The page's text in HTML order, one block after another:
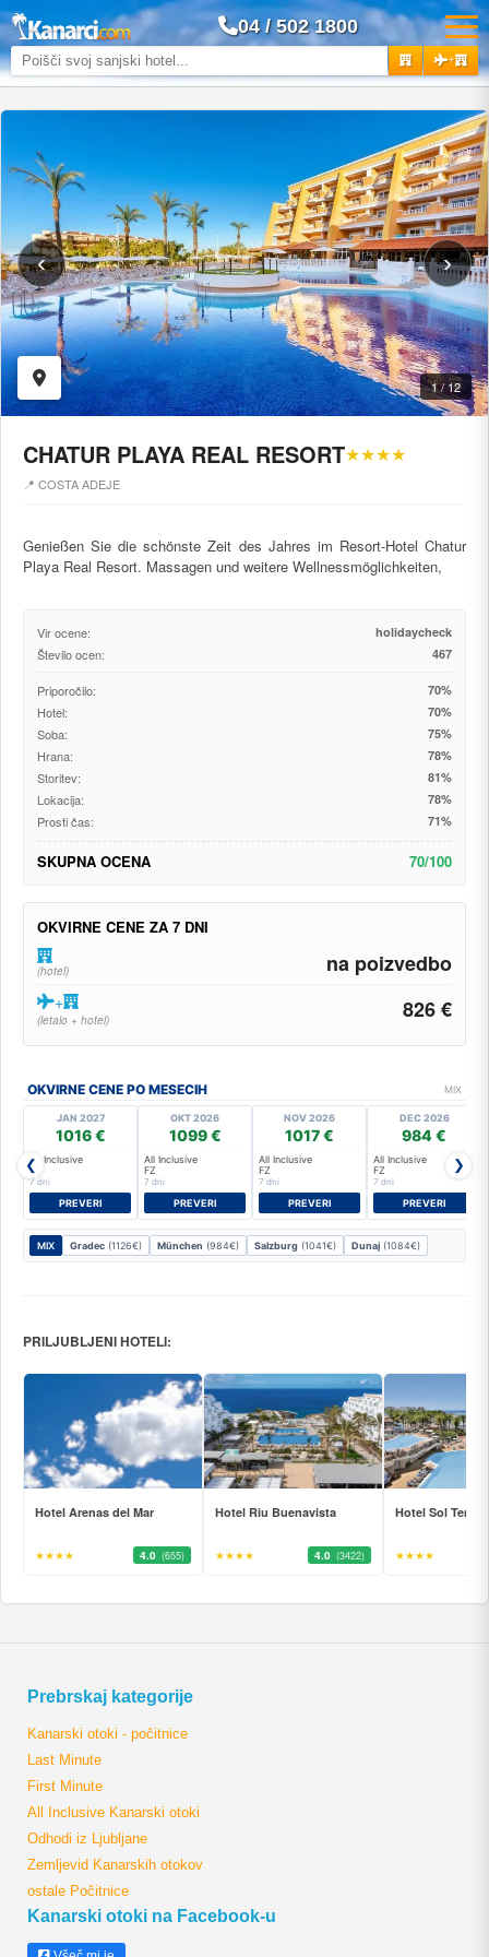
04 / 502 1800
+
‹ ›
1 / 12
CHATUR PLAYA REAL RESORT★★★★
📍 COSTA ADEJE
Genießen Sie die schönste Zeit des Jahres im Resort-Hotel Chatur
Playa Real Resort. Massagen und weitere Wellnessmöglichkeiten,
Vir ocene: holidaycheck
Število ocen: 467
Priporočilo: 70%
Hotel: 70%
Soba: 75%
Hrana: 78%
Storitev: 81%
Lokacija: 78%
Prosti čas: 71%
SKUPNA OCENA 70/100
OKVIRNE CENE ZA 7 DNI
(hotel) na poizvedbo
+
(letalo + hotel) 826 €
OKVIRNE CENE PO MESECIH MIX
❮
JAN 2027
1016 €
All Inclusive
FZ
7 dni
PREVERI
OKT 2026
1099 €
All Inclusive
FZ
7 dni
PREVERI
NOV 2026
1017 €
All Inclusive
FZ
7 dni
PREVERI
DEC 2026
984 €
All Inclusive
FZ
7 dni
PREVERI
❯
MIX Gradec (1126€) München (984€) Salzburg (1041€) Dunaj (1084€)
PRILJUBLJENI HOTELI:
Hotel Arenas del Mar
★★★★ 4.0 (655)
Hotel Riu Buenavista
★★★★ 4.0 (3422)
Hotel Sol
★★★★
Prebrskaj kategorije
Kanarski otoki - počitnice
Last Minute
First Minute
All Inclusive Kanarski otoki
Odhodi iz Ljubljane
Zemljevid Kanarskih otokov
ostale Počitnice
Kanarski otoki na Facebook-u